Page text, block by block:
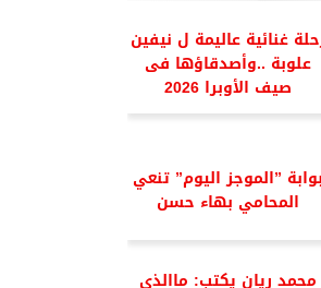
غنائية عاليمة ل نيفين
علوبة ..وأصدقاؤها فى
صيف الأوبرا 2026
بوابة ”الموجز اليوم” تنعي
المحامي بهاء حسن
محمد ريان يكتب: ماالذى